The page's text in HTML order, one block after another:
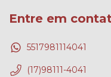
Entre em
5517981114041
(17)98111-4041